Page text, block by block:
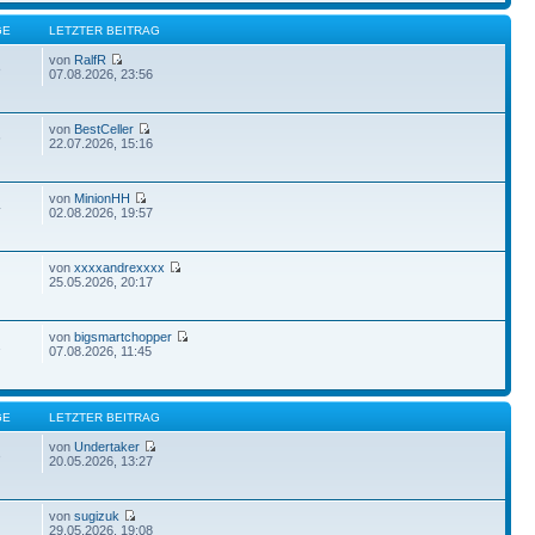
LETZTER BEITRAG
von RalfR
07.08.2026, 23:56
von BestCeller
22.07.2026, 15:16
von MinionHH
02.08.2026, 19:57
vonxxxxandrexxxx
25.05.2026, 20:17
vonbigsmartchopper
07.08.2026, 11:45
LETZTER BEITRAG
vonUndertaker
20.05.2026, 13:27
vonsugizuk
29.05.2026, 19:08